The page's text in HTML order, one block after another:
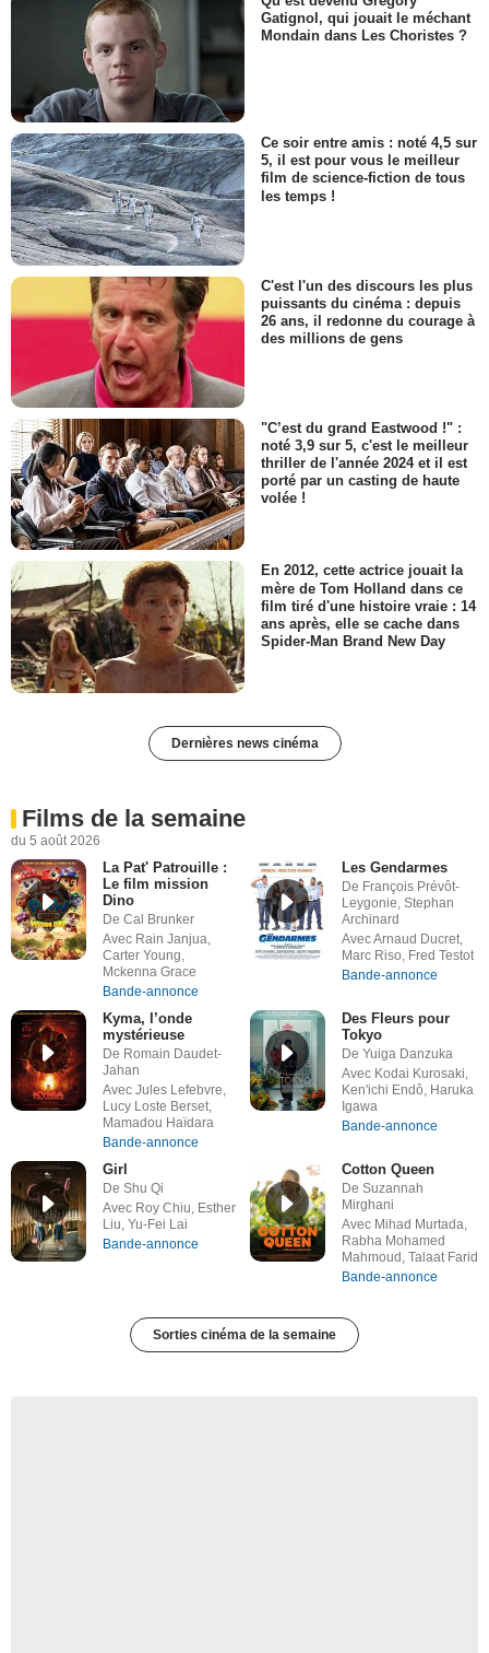
Gatignol, qui jouait le méchant
Mondain dans Les Choristes ?
Ce soir entre amis : noté 4,5 sur
5, il est pour vous le meilleur
film de science-fiction de tous
les temps !
C'est l'un des discours les plus
puissants du cinéma : depuis
26 ans, il redonne du courage à
des millions de gens
"C’est du grand Eastwood !" :
noté 3,9 sur 5, c'est le meilleur
thriller de l'année 2024 et il est
porté par un casting de haute
volée !
En 2012, cette actrice jouait la
mère de Tom Holland dans ce
film tiré d'une histoire vraie : 14
ans après, elle se cache dans
Spider-Man Brand New Day
Dernières news cinéma
Films de la semaine
du 5 août 2026
La Pat' Patrouille :
Le film mission
Dino
De Cal Brunker
Avec Rain Janjua,
Carter Young,
Mckenna Grace
Bande-annonce
Les Gendarmes
De François Prévôt-
Leygonie, Stephan
Archinard
Avec Arnaud Ducret,
Marc Riso, Fred Testot
Bande-annonce
Kyma, l’onde
mystérieuse
De Romain Daudet-
Jahan
Avec Jules Lefebvre,
Lucy Loste Berset,
Mamadou Haïdara
Bande-annonce
Des Fleurs pour
Tokyo
De Yuiga Danzuka
Avec Kodai Kurosaki,
Ken'ichi Endô, Haruka
Igawa
Bande-annonce
Girl
De Shu Qi
Avec Roy Chiu, Esther
Liu, Yu-Fei Lai
Bande-annonce
Cotton Queen
De Suzannah
Mirghani
Avec Mihad Murtada,
Rabha Mohamed
Mahmoud, Talaat Farid
Bande-annonce
Sorties cinéma de la semaine